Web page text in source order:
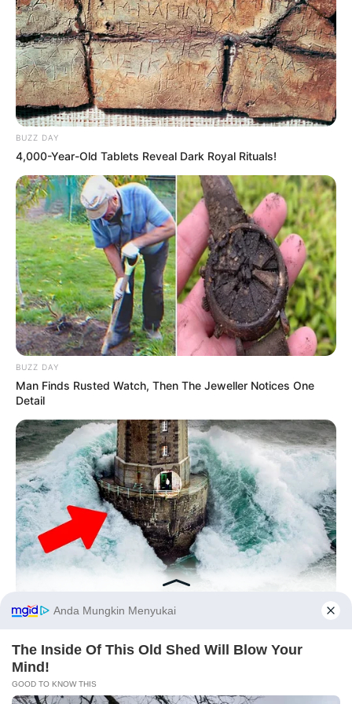
10 Desain Kanopi Tempat
Tidur, Serasa Beristirahat di
Kamar Raja
Tampil Lebih Modern, 7 Potret
Hasil Renovasi Rumah Berusia
90 Tahun
PRIVACY POLICY DISCLAIMER HUBUNGI KAMI IKLAN
BUZZ DAY
4,000-Year-Old Tablets Reveal Dark Royal Rituals!
BUZZ DAY
Man Finds Rusted Watch, Then The Jeweller Notices One
Detail
BUZZ DAY
Everyone
Before You Go